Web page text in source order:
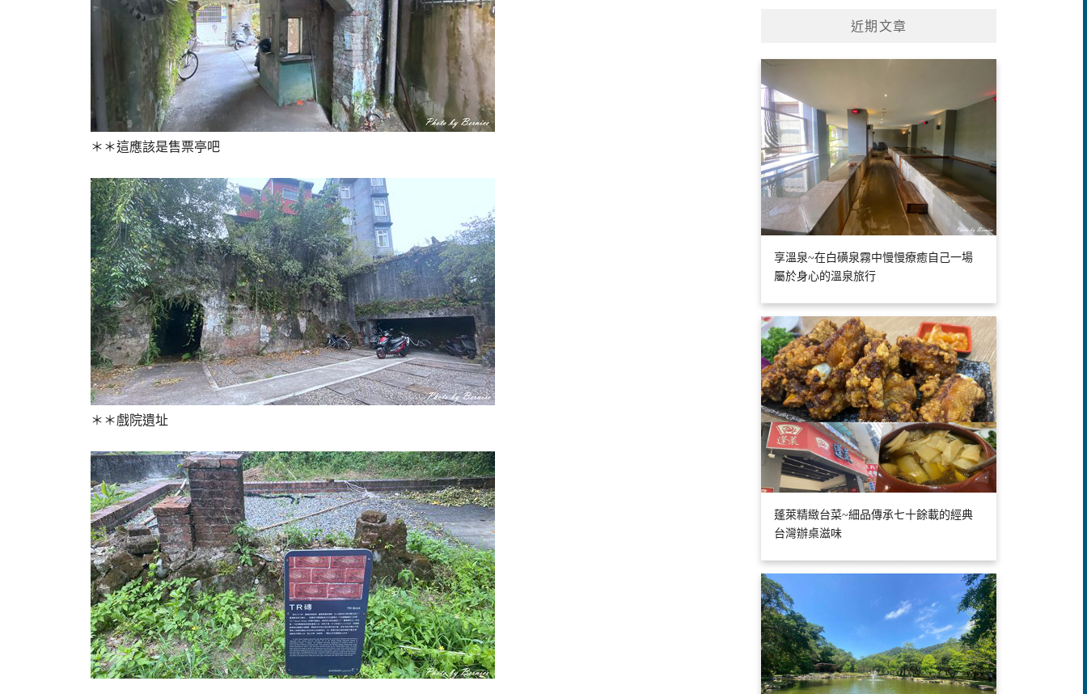
＊＊這應該是售票亭吧
＊＊戲院遺址
近期文章
享溫泉~在白磺泉霧中慢慢療癒自己一場
屬於身心的溫泉旅行
蓬萊精緻台菜~細品傳承七十餘載的經典
台灣辦桌滋味